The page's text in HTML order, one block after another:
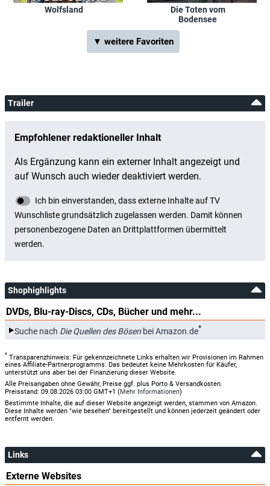
Wolfsland
Die Toten vom
Bodensee
▼ weitere Favoriten
Trailer
Shophighlights
DVDs, Blu-ray-Discs, CDs, Bücher und mehr...
Suche nach Die Quellen des Bösen bei Amazon.de*
* Transparenzhinweis: Für gekennzeichnete Links erhalten wir Provisionen im Rahmen
eines Affiliate-Partnerprogramms. Das bedeutet keine Mehrkosten für Käufer,
unterstützt uns aber bei der Finanzierung dieser Website.
Alle Preisangaben ohne Gewähr, Preise ggf. plus Porto & Versandkosten.
Preisstand: 09.08.2026 03:00 GMT+1 (Mehr Informationen)
Bestimmte Inhalte, die auf dieser Website angezeigt werden, stammen von Amazon.
Diese Inhalte werden "wie besehen" bereitgestellt und können jederzeit geändert oder
entfernt werden.
Links
Externe Websites